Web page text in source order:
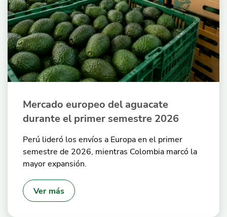
Mercado europeo del aguacate
durante el primer semestre 2026
Perú lideró los envíos a Europa en el primer
semestre de 2026, mientras Colombia marcó la
mayor expansión.
Ver más